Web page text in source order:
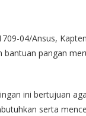
04/Ansus,
bantuan pangan
ini bertujuan
serta